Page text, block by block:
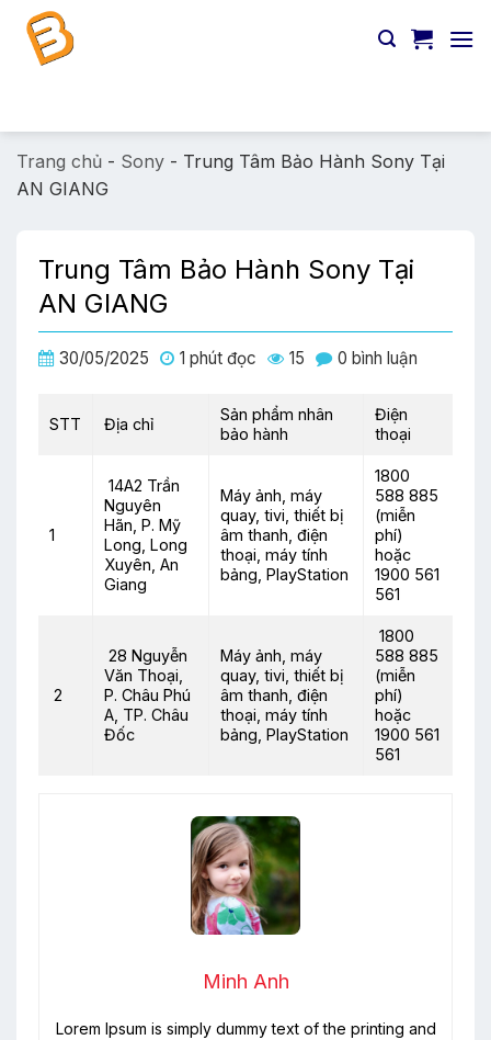
Chuyển
đến
Trang chủ - Sony - Trung Tâm Bảo Hành Sony Tại
AN GIANG
Trung Tâm Bảo Hành Sony Tại
AN GIANG
30/05/2025 1 phút đọc 15 0 bình luận
STT Địa chỉ
Sản phẩm nhân
bảo hành
Điện
thoại
1
14A2 Trần
Nguyên
Hãn, P. Mỹ
Long, Long
Xuyên, An
Giang
Máy ảnh, máy
quay, tivi, thiết bị
âm thanh, điện
thoại, máy tính
bảng, PlayStation
1800
588 885
(miễn
phí)
hoặc
1900 561
561
2
28 Nguyễn
Văn Thoại,
P. Châu Phú
A, TP. Châu
Đốc
Máy ảnh, máy
quay, tivi, thiết bị
âm thanh, điện
thoại, máy tính
bảng, PlayStation
1800
588 885
(miễn
phí)
hoặc
1900 561
561
Minh Anh
Lorem Ipsum is simply dummy text of the printing and